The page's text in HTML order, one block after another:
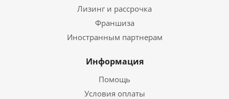
Лизинг и рассрочка
Франшиза
Иностранным партнерам
Информация
Помощь
Условия оплаты